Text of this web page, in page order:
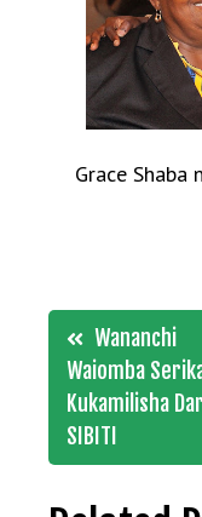
Grace Shaba
PostWananchi
Waiomba
Kukamilisha
SIBITI